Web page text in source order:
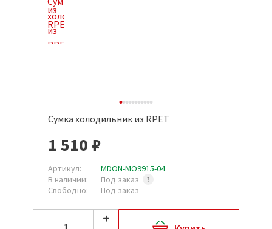
Сумка холодильник из RPET
1 510 ₽
Артикул:
MDON-MO9915-04
В наличии:
Под заказ
Свободно:
Под заказ